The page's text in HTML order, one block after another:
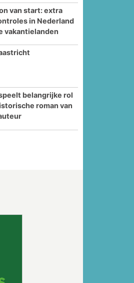
van start: extra
in Nederland
vakantielanden
belangrijke rol
roman van